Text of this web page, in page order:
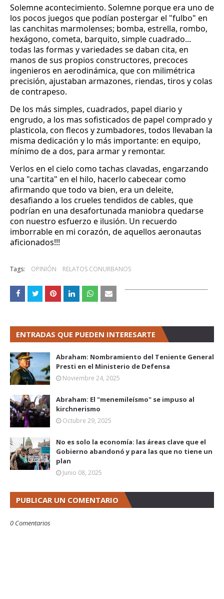
Solemne acontecimiento. Solemne porque era uno de
los pocos juegos que podían postergar el "fulbo" en
las canchitas marmolenses; bomba, estrella, rombo,
hexágono, cometa, barquito, simple cuadrado...
todas las formas y variedades se daban cita, en
manos de sus propios constructores, precoces
ingenieros en aerodinámica, que con milimétrica
precisión, ajustaban armazones, riendas, tiros y colas
de contrapeso.
De los más simples, cuadrados, papel diario y
engrudo, a los mas sofisticados de papel comprado y
plasticola, con flecos y zumbadores, todos llevaban la
misma dedicación y lo más importante: en equipo,
mínimo de a dos, para armar y remontar.
Verlos en el cielo como tachas clavadas, engarzando
una "cartita" en el hilo, hacerlo cabecear como
afirmando que todo va bien, era un deleite,
desafiando a los crueles tendidos de cables, que
podrían en una desafortunada maniobra quedarse
con nuestro esfuerzo e ilusión. Un recuerdo
imborrable en mi corazón, de aquellos aeronautas
aficionados!!!
Tags: OPINIÓN RELATOS CONURBANOS
ENTRADAS QUE PUEDEN INTERESARTE
Abraham: Nombramiento del Teniente General
Presti en el Ministerio de Defensa
Noviembre 24, 2025
Abraham: El "menemileísmo" se impuso al
kirchnerismo
Octubre 29, 2025
No es solo la economía: las áreas clave que el
Gobierno abandonó y para las que no tiene un
plan
Junio 08, 2025
PUBLICAR UN COMENTARIO
0 Comentarios